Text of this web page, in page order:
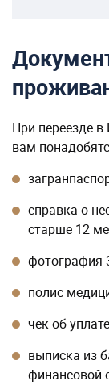
При переезде
вам
справка о
старше 12
фотография
полис
чек об
выписка из
финансовой